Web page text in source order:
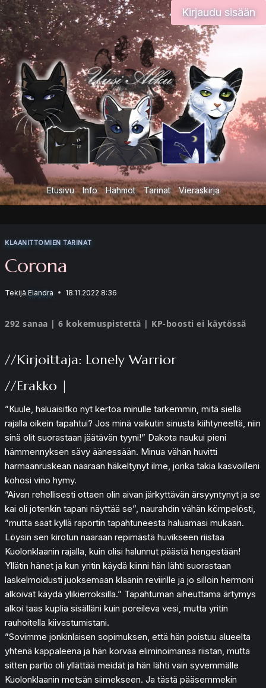
Siirry
sisältöön
Kirjaudu sisään
Etusivu Info Hahmot Tarinat Vieraskirja
KLAANITTOMIEN TARINAT
Corona
Tekijä Elandra 18.11.2022 8:36
292 sanaa | 6 kokemuspistettä | KP-boosti ei käytössä
//Kirjoittaja: Lonely Warrior
//Erakko |
”Kuule, haluaisitko nyt kertoa minulle tarkemmin, mitä siellä
rajalla oikein tapahtui? Jos minä vaikutin sinusta kiihtyneeltä, niin
sinä olit suorastaan jäätävän tyyni!” Dakota naukui pieni
hämmennyksen sävy äänessään. Minua vähän huvitti
harmaanruskean naaraan häkeltynyt ilme, jonka takia kasvoilleni
kohosi vino hymy.
”Aivan rehellisesti ottaen olin aivan järkyttävän ärsyyntynyt ja se
kai oli jotenkin tapani näyttää se”, naurahdin vähän kömpelösti,
”mutta saat kyllä raportin tapahtuneesta haluamasi mukaan.
Löysin sen kirotun naaraan repimästä huvikseen riistaa
Kuolonklaanin rajalla, kuin olisi halunnut päästä hengestään!
Yllätin hänet ja kun yritin käydä kiinni hän lähti suorastaan
laskelmoidusti juoksemaan klaanin reviirille ja jo silloin hermoni
alkoivat käydä ylikierroksilla.” Tapahtuman aiheuttama ärtymys
alkoi taas kuplia sisälläni kuin poreileva vesi, mutta yritin
rauhoitella kiivastumistani.
”Sovimme jonkinlaisen sopimuksen, että hän poistuu alueelta
yhtenä kappaleena ja hän korvaa eliminoimansa riistan, mutta
sitten partio oli yllättää meidät ja hän lähti vain syvemmälle
Kuolonklaanin metsän siimekseen. Ja tästä pääsemmekin